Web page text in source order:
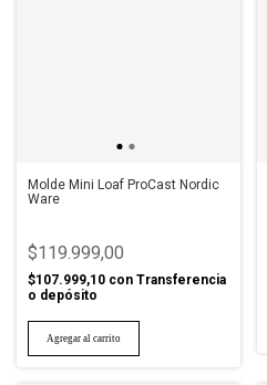
Molde Mini Loaf ProCast Nordic
Ware
$119.999,00
$107.999,10 con Transferencia
o depósito